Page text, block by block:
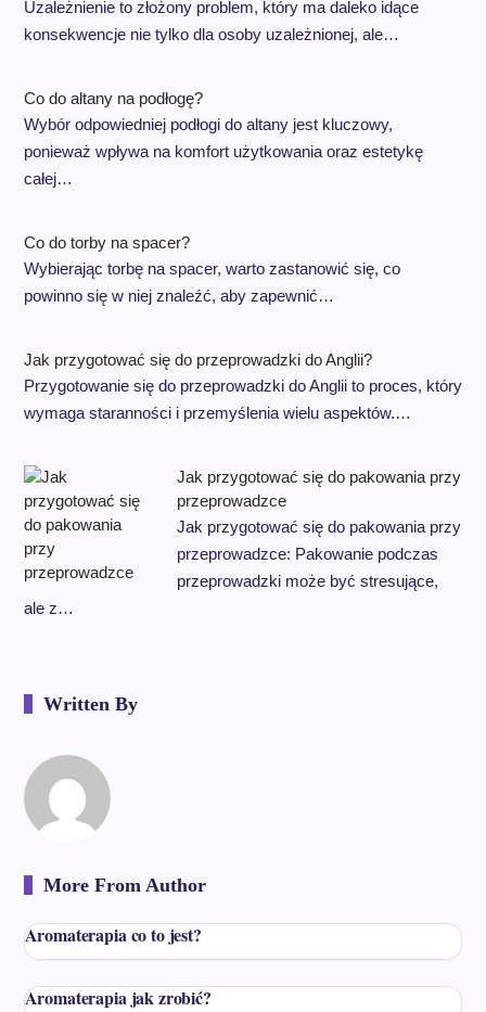
Uzależnienie to złożony problem, który ma daleko idące
konsekwencje nie tylko dla osoby uzależnionej, ale…
Co do altany na podłogę?
Wybór odpowiedniej podłogi do altany jest kluczowy,
ponieważ wpływa na komfort użytkowania oraz estetykę
całej…
Co do torby na spacer?
Wybierając torbę na spacer, warto zastanowić się, co
powinno się w niej znaleźć, aby zapewnić…
Jak przygotować się do przeprowadzki do Anglii?
Przygotowanie się do przeprowadzki do Anglii to proces, który
wymaga staranności i przemyślenia wielu aspektów.…
Jak przygotować się do pakowania przy
przeprowadzce
Jak przygotować się do pakowania przy
przeprowadzce: Pakowanie podczas
przeprowadzki może być stresujące,
ale z…
Written By
More From Author
Aromaterapia co to jest?
Aromaterapia jak zrobić?